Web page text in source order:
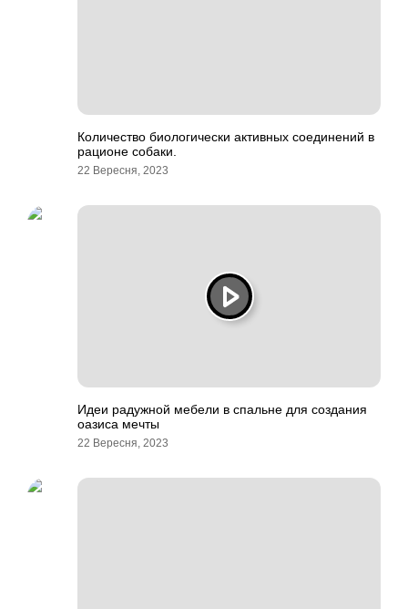
Количество биологически активных соединений в
рационе собаки.
22 Вересня, 2023
Идеи радужной мебели в спальне для создания
оазиса мечты
22 Вересня, 2023